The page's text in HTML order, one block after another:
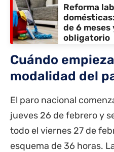
Reforma
de 6
obligatorio
Cuándo
modalidad del
El paro nacional
jueves 26 de febrero y
todo el viernes 27 de
esquema de 36 horas.